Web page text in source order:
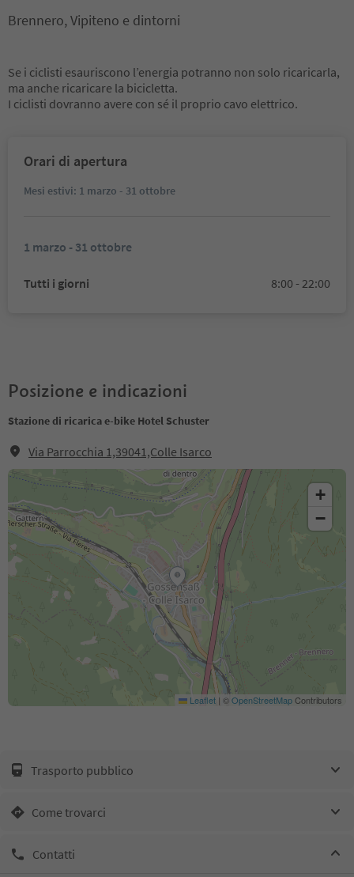
Brennero, Vipiteno e dintorni
Se i ciclisti esauriscono l’energia potranno non solo ricaricarla,
ma anche ricaricare la bicicletta.
I ciclisti dovranno avere con sé il proprio cavo elettrico.
Orari di apertura
Mesi estivi: 1 marzo - 31 ottobre
1 marzo - 31 ottobre
Tutti i giorni 8:00 - 22:00
Posizione e indicazioni
Stazione di ricarica e-bike Hotel Schuster
Via Parrocchia 1,39041,Colle Isarco
+
−
Leaflet | ©OpenStreetMapContributors
Trasporto pubblico
Come trovarci
Contatti